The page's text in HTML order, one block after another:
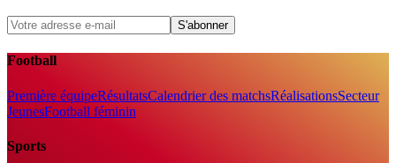
S'abonner
Football
Première équipeRésultatsCalendrier des matchsRéalisationsSecteur
JeunesFootball féminin
Sports